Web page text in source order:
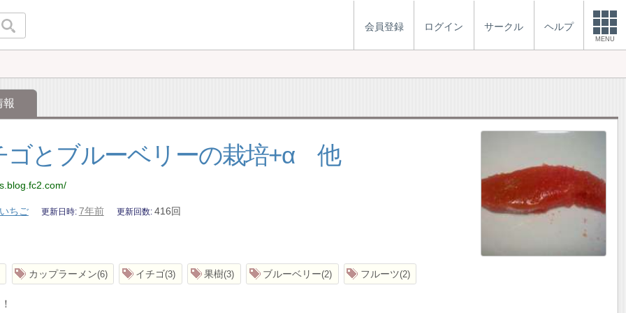
会員登録 ログイン サークル ヘルプ
MENU
報
ゴとブルーベリーの栽培+α 他
ちご 更新日時 7年前 更新回数 416回
カップラーメン 6 イチゴ 3 果樹 3 ブルーベリー 2 フルーツ 2